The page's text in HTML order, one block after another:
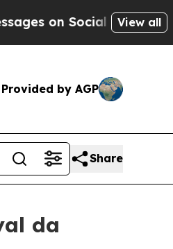
Social Media Big Food
View all
Provided by AGP
Share
da